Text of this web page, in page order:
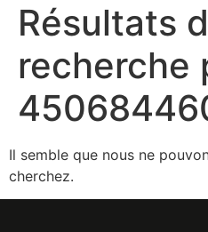
Résultats
recherche
Il semble que nous ne
cherchez.